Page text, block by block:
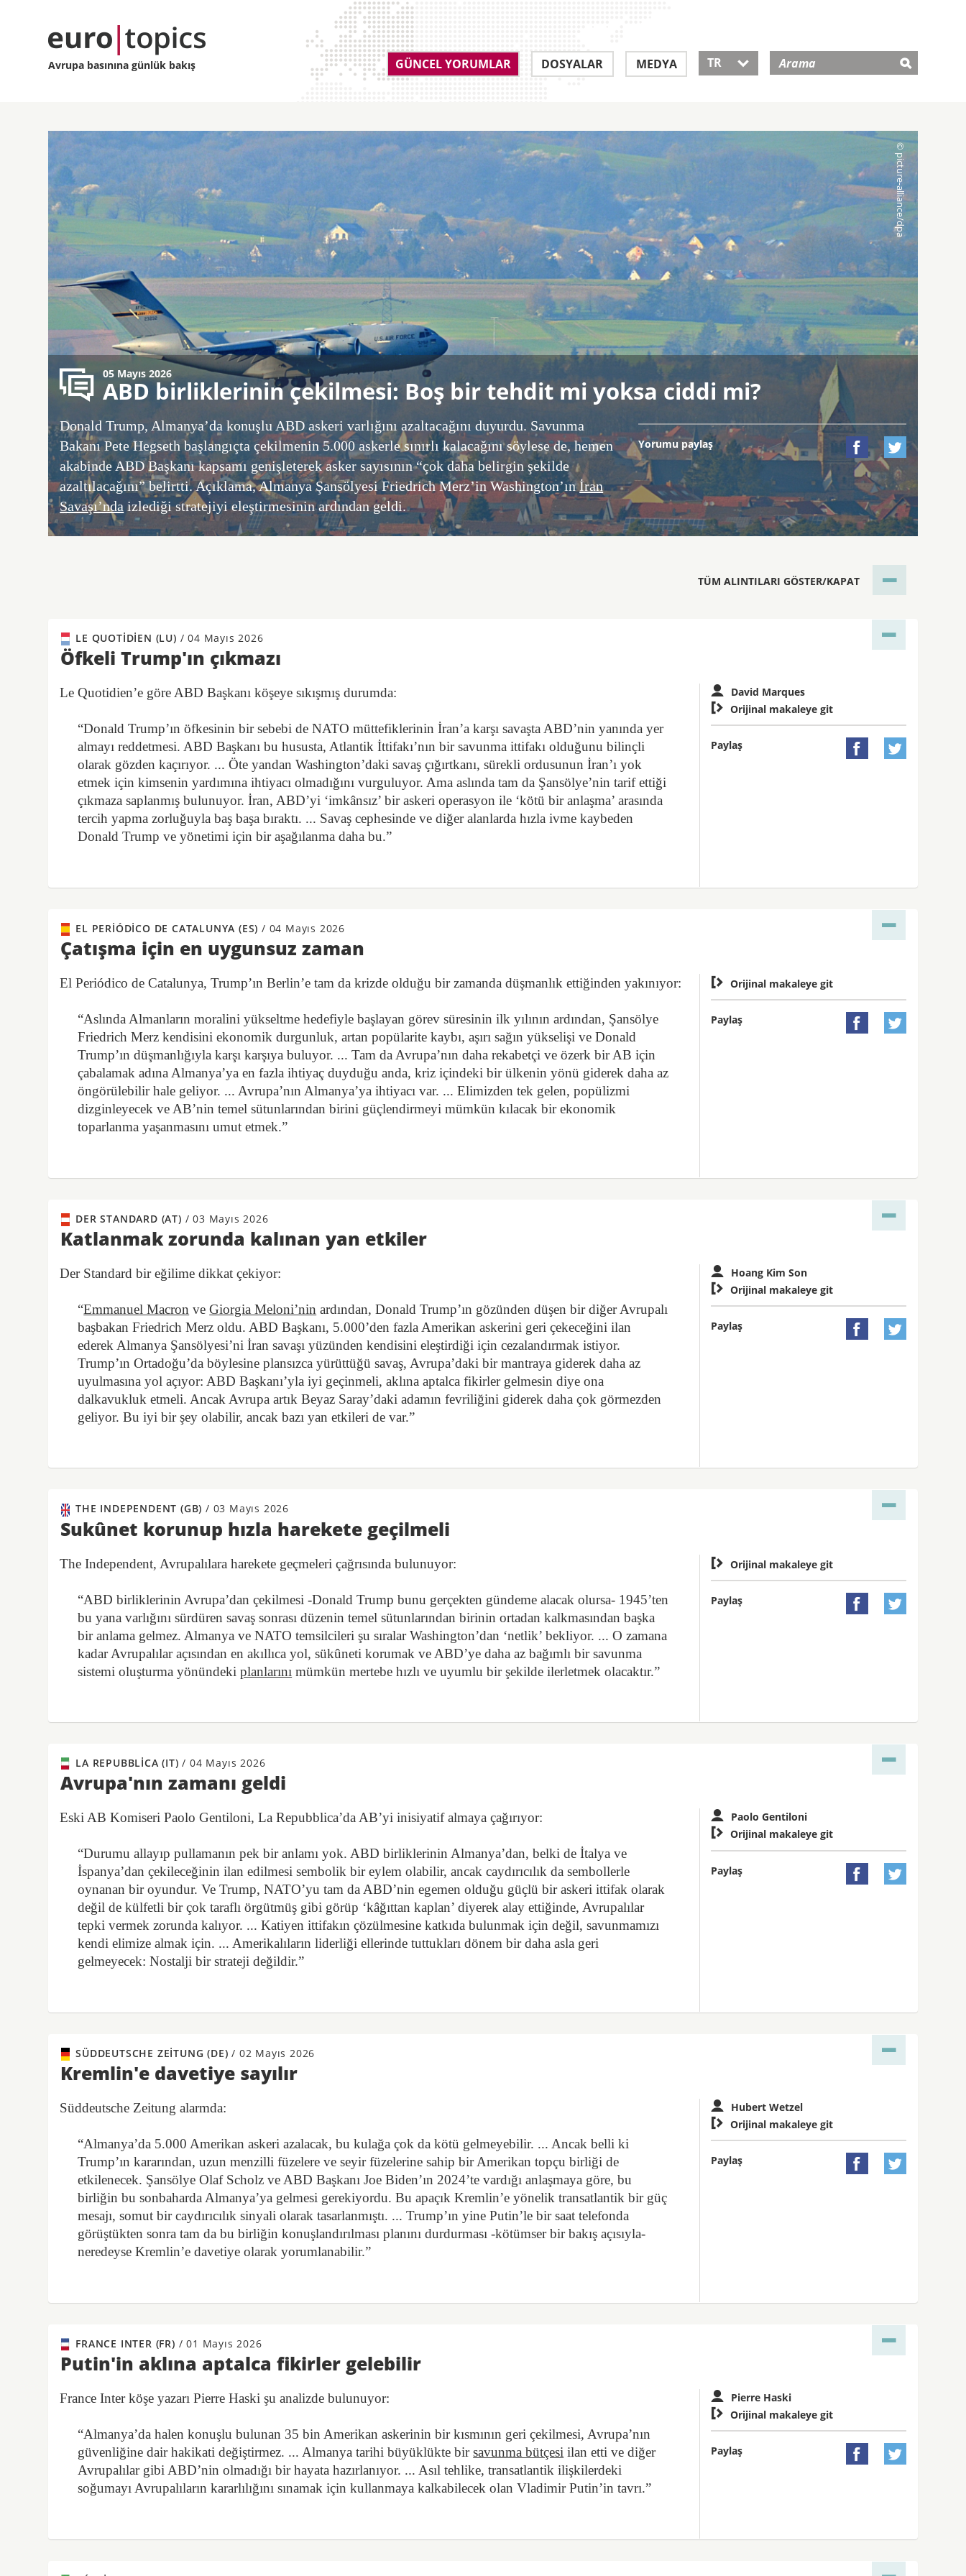
Avrupa basınına günlük bakış GÜNCEL YORUMLAR DOSYALAR MEDYA TR 
05 Mayıs 2026
ABD birliklerinin çekilmesi: Boş bir tehdit mi yoksa ciddi mi?
Donald Trump, Almanya’da konuşlu ABD askeri varlığını azaltacağını duyurdu. Savunma
Bakanı Pete Hegseth başlangıçta çekilmenin 5.000 askerle sınırlı kalacağını söylese de, hemen
akabinde ABD Başkanı kapsamı genişleterek asker sayısının “çok daha belirgin şekilde
azaltılacağını” belirtti. Açıklama, Almanya Şansölyesi Friedrich Merz’in Washington’ınİran
Savaşı’nda izlediği stratejiyi eleştirmesinin ardından geldi.
Yorumu paylaş  
TÜM ALINTILARI GÖSTER/KAPAT
LE QUOTIDIEN (LU) / 04 Mayıs 2026
Öfkeli Trump'ın çıkmazı
Le Quotidien’e göre ABD Başkanı köşeye sıkışmış durumda:
“Donald Trump’ın öfkesinin bir sebebi de NATO müttefiklerinin İran’a karşı savaşta ABD’nin yanında yer
almayı reddetmesi. ABD Başkanı bu hususta, Atlantik İttifakı’nın bir savunma ittifakı olduğunu bilinçli
olarak gözden kaçırıyor. ... Öte yandan Washington’daki savaş çığırtkanı, sürekli ordusunun İran’ı yok
etmek için kimsenin yardımına ihtiyacı olmadığını vurguluyor. Ama aslında tam da Şansölye’nin tarif ettiği
çıkmaza saplanmış bulunuyor. İran, ABD’yi ‘imkânsız’ bir askeri operasyon ile ‘kötü bir anlaşma’ arasında
tercih yapma zorluğuyla baş başa bıraktı. ... Savaş cephesinde ve diğer alanlarda hızla ivme kaybeden
Donald Trump ve yönetimi için bir aşağılanma daha bu.”
David Marques
 Orijinal makaleye git
Paylaş  
EL PERIÓDICO DE CATALUNYA (ES) / 04 Mayıs 2026
Çatışma için en uygunsuz zaman
El Periódico de Catalunya, Trump’ın Berlin’e tam da krizde olduğu bir zamanda düşmanlık ettiğinden yakınıyor:
“Aslında Almanların moralini yükseltme hedefiyle başlayan görev süresinin ilk yılının ardından, Şansölye
Friedrich Merz kendisini ekonomik durgunluk, artan popülarite kaybı, aşırı sağın yükselişi ve Donald
Trump’ın düşmanlığıyla karşı karşıya buluyor. ... Tam da Avrupa’nın daha rekabetçi ve özerk bir AB için
çabalamak adına Almanya’ya en fazla ihtiyaç duyduğu anda, kriz içindeki bir ülkenin yönü giderek daha az
öngörülebilir hale geliyor. ... Avrupa’nın Almanya’ya ihtiyacı var. ... Elimizden tek gelen, popülizmi
dizginleyecek ve AB’nin temel sütunlarından birini güçlendirmeyi mümkün kılacak bir ekonomik
toparlanma yaşanmasını umut etmek.”
 Orijinal makaleye git
Paylaş  
DER STANDARD (AT) / 03 Mayıs 2026
Katlanmak zorunda kalınan yan etkiler
Der Standard bir eğilime dikkat çekiyor:
“Emmanuel Macron veGiorgia Meloni’nin ardından, Donald Trump’ın gözünden düşen bir diğer Avrupalı
başbakan Friedrich Merz oldu. ABD Başkanı, 5.000’den fazla Amerikan askerini geri çekeceğini ilan
ederek Almanya Şansölyesi’ni İran savaşı yüzünden kendisini eleştirdiği için cezalandırmak istiyor.
Trump’ın Ortadoğu’da böylesine plansızca yürüttüğü savaş, Avrupa’daki bir mantraya giderek daha az
uyulmasına yol açıyor: ABD Başkanı’yla iyi geçinmeli, aklına aptalca fikirler gelmesin diye ona
dalkavukluk etmeli. Ancak Avrupa artık Beyaz Saray’daki adamın fevriliğini giderek daha çok görmezden
geliyor. Bu iyi bir şey olabilir, ancak bazı yan etkileri de var.”
Hoang Kim Son
 Orijinal makaleye git
Paylaş  
THE INDEPENDENT (GB) / 03 Mayıs 2026
Sukûnet korunup hızla harekete geçilmeli
The Independent, Avrupalılara harekete geçmeleri çağrısında bulunuyor:
“ABD birliklerinin Avrupa’dan çekilmesi -Donald Trump bunu gerçekten gündeme alacak olursa- 1945’ten
bu yana varlığını sürdüren savaş sonrası düzenin temel sütunlarından birinin ortadan kalkmasından başka
bir anlama gelmez. Almanya ve NATO temsilcileri şu sıralar Washington’dan ‘netlik’ bekliyor. ... O zamana
kadar Avrupalılar açısından en akıllıca yol, sükûneti korumak ve ABD’ye daha az bağımlı bir savunma
sistemi oluşturma yönündekiplanlarını mümkün mertebe hızlı ve uyumlu bir şekilde ilerletmek olacaktır.”
 Orijinal makaleye git
Paylaş  
LA REPUBBLICA (IT)/ 04 Mayıs 2026
Avrupa'nın zamanı geldi
Eski AB Komiseri Paolo Gentiloni, La Repubblica’da AB’yi inisiyatif almaya çağırıyor:
“Durumu allayıp pullamanın pek bir anlamı yok. ABD birliklerinin Almanya’dan, belki de İtalya ve
İspanya’dan çekileceğinin ilan edilmesi sembolik bir eylem olabilir, ancak caydırıcılık da sembollerle
oynanan bir oyundur. Ve Trump, NATO’yu tam da ABD’nin egemen olduğu güçlü bir askeri ittifak olarak
değil de külfetli bir çok taraflı örgütmüş gibi görüp ‘kâğıttan kaplan’ diyerek alay ettiğinde, Avrupalılar
tepki vermek zorunda kalıyor. ... Katiyen ittifakın çözülmesine katkıda bulunmak için değil, savunmamızı
kendi elimize almak için. ... Amerikalıların liderliği ellerinde tuttukları dönem bir daha asla geri
gelmeyecek: Nostalji bir strateji değildir.”
Paolo Gentiloni
 Orijinal makaleye git
Paylaş  
SÜDDEUTSCHE ZEITUNG (DE)/ 02 Mayıs 2026
Kremlin'e davetiye sayılır
Süddeutsche Zeitung alarmda:
“Almanya’da 5.000 Amerikan askeri azalacak, bu kulağa çok da kötü gelmeyebilir. ... Ancak belli ki
Trump’ın kararından, uzun menzilli füzelere ve seyir füzelerine sahip bir Amerikan topçu birliği de
etkilenecek. Şansölye Olaf Scholz ve ABD Başkanı Joe Biden’ın 2024’te vardığı anlaşmaya göre, bu
birliğin bu sonbaharda Almanya’ya gelmesi gerekiyordu. Bu apaçık Kremlin’e yönelik transatlantik bir güç
mesajı, somut bir caydırıcılık sinyali olarak tasarlanmıştı. ... Trump’ın yine Putin’le bir saat telefonda
görüştükten sonra tam da bu birliğin konuşlandırılması planını durdurması -kötümser bir bakış açısıyla-
neredeyse Kremlin’e davetiye olarak yorumlanabilir.”
Hubert Wetzel
 Orijinal makaleye git
Paylaş  
FRANCE INTER (FR) / 01 Mayıs 2026
Putin'in aklına aptalca fikirler gelebilir
France Inter köşe yazarı Pierre Haski şu analizde bulunuyor:
“Almanya’da halen konuşlu bulunan 35 bin Amerikan askerinin bir kısmının geri çekilmesi, Avrupa’nın
güvenliğine dair hakikati değiştirmez. ... Almanya tarihi büyüklükte birsavunma bütçesi ilan etti ve diğer
Avrupalılar gibi ABD’nin olmadığı bir hayata hazırlanıyor. ... Asıl tehlike, transatlantik ilişkilerdeki
soğumayı Avrupalıların kararlılığını sınamak için kullanmaya kalkabilecek olan Vladimir Putin’in tavrı.”
Pierre Haski
 Orijinal makaleye git
Paylaş  